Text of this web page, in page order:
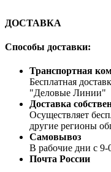
ДОСТАВКА
Способы доставки:
Транспортная
Бесплатная
"Деловые Линии"
Доставка
Осуществляет
другие регионы
Самовывоз
В рабочие дни с 9-
Почта России